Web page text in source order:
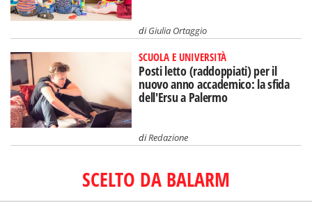
diGiulia Ortaggio
SCUOLA E UNIVERSITÀ
Posti letto (raddoppiati) per il
nuovo anno accademico: la sfida
dell'Ersu a Palermo
diRedazione
SCELTO DA BALARM